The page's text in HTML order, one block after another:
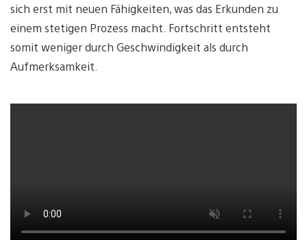
sich erst mit neuen Fähigkeiten, was das Erkunden zu
einem stetigen Prozess macht. Fortschritt entsteht
somit weniger durch Geschwindigkeit als durch
Aufmerksamkeit.